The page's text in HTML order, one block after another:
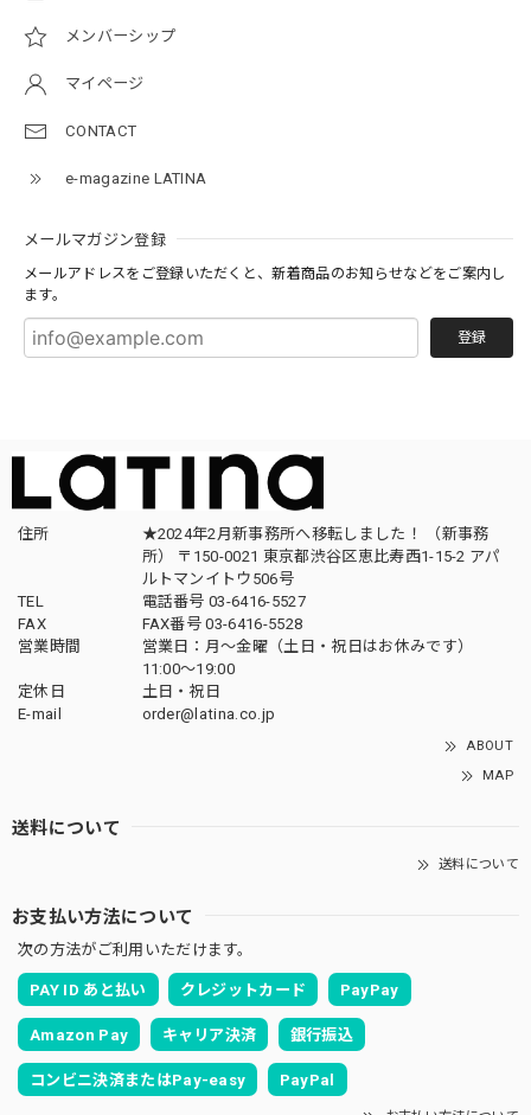
メンバーシップ
マイページ
CONTACT
e-magazine LATINA
メールマガジン登録
メールアドレスをご登録いただくと、新着商品のお知らせなどをご案内し
ます。
登録
住所
★2024年2月新事務所へ移転しました！ （新事務
所） 〒150-0021 東京都渋谷区恵比寿西1-15-2 アパ
ルトマンイトウ506号
TEL
電話番号 03-6416-5527
FAX
FAX番号 03-6416-5528
営業時間
営業日：月〜金曜（土日・祝日はお休みです）
11:00〜19:00
定休日
土日・祝日
E-mail
order@latina.co.jp
ABOUT
MAP
送料について
送料について
お支払い方法について
次の方法がご利用いただけます。
PAY ID あと払い クレジットカード PayPay
Amazon Pay キャリア決済 銀行振込
コンビニ決済またはPay-easy PayPal